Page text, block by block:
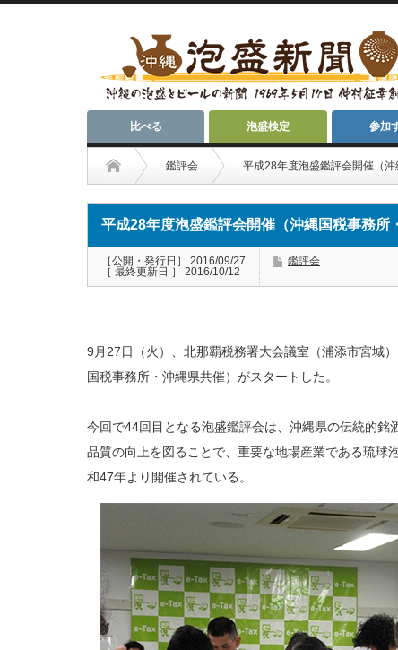
比べる 泡盛検定 参加
鑑評会 平成28年度泡盛鑑評会開催（沖
平成28年度泡盛鑑評会開催（沖縄国税事務所
［公開・発行日］ 2016/09/27
［ 最終更新日 ］ 2016/10/12
鑑評会
9月27日（火）、北那覇税務署大会議室（浦添市宮城
国税事務所・沖縄県共催）がスタートした。
今回で44回目となる泡盛鑑評会は、沖縄県の伝統的銘
品質の向上を図ることで、重要な地場産業である琉球
和47年より開催されている。